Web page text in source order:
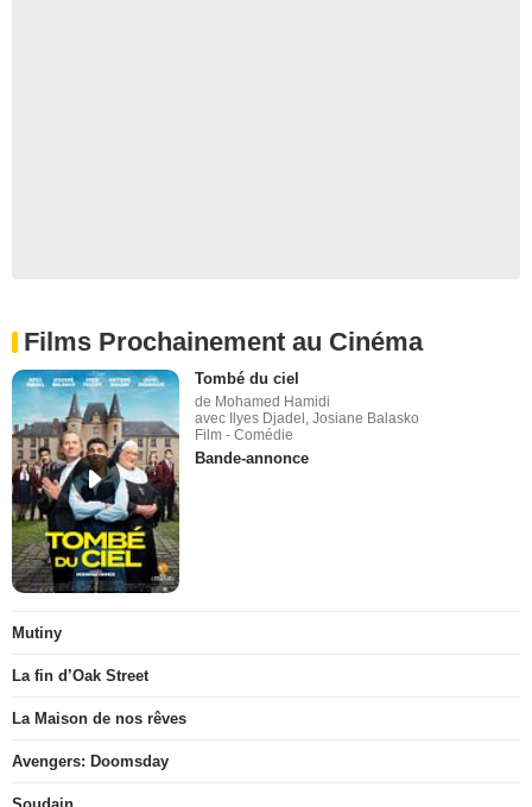
Films Prochainement au Cinéma
Tombé du ciel
de Mohamed Hamidi
avec Ilyes Djadel, Josiane Balasko
Film - Comédie
Bande-annonce
Mutiny
La fin d’Oak Street
La Maison de nos rêves
Avengers: Doomsday